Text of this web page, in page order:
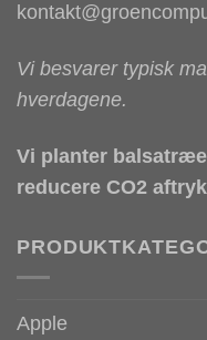
Vi besvarer typisk
hverdagene.
Vi planter
reducere CO2
Apple